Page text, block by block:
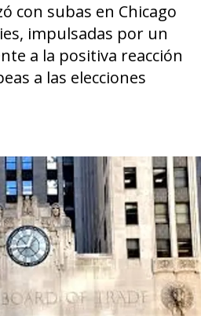
con subas en Chicago
impulsadas por un
a la positiva reacción
a las elecciones